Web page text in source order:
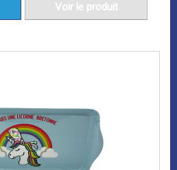
Voir le produit